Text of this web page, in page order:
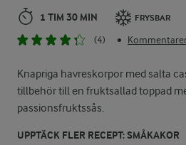
1 TIM 30 MIN FRYSBAR
(4) •
Knapriga havreskorpor med salta
tillbehör till en fruktsallad toppad
passionsfruktssås.
UPPTÄCK FLER RECEPT: SMÅKAKOR